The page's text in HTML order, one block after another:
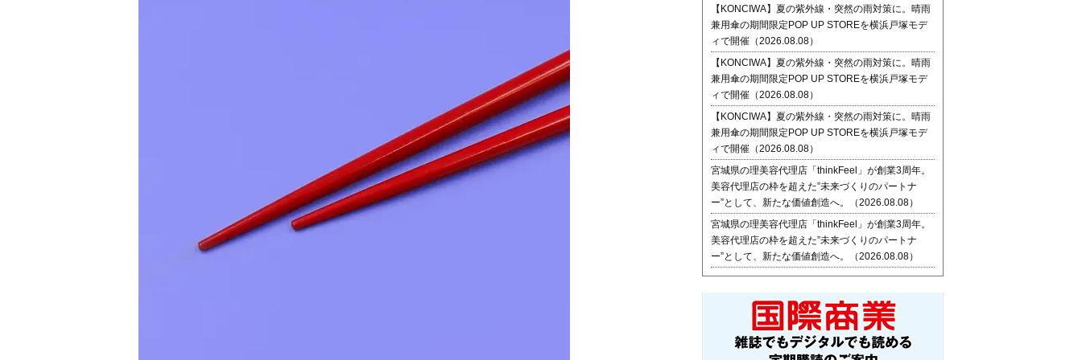
【KONCIWA】夏の紫外線・突然の雨対策に。晴雨
兼用傘の期間限定POP UP STOREを横浜戸塚モデ
ィで開催（2026.08.08）
【KONCIWA】夏の紫外線・突然の雨対策に。晴雨
兼用傘の期間限定POP UP STOREを横浜戸塚モデ
ィで開催（2026.08.08）
【KONCIWA】夏の紫外線・突然の雨対策に。晴雨
兼用傘の期間限定POP UP STOREを横浜戸塚モデ
ィで開催（2026.08.08）
宮城県の理美容代理店「thinkFeel」が創業3周年。
美容代理店の枠を超えた”未来づくりのパートナ
ー”として、新たな価値創造へ。（2026.08.08）
宮城県の理美容代理店「thinkFeel」が創業3周年。
美容代理店の枠を超えた”未来づくりのパートナ
ー”として、新たな価値創造へ。（2026.08.08）